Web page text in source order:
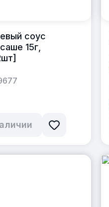
соус
15г,